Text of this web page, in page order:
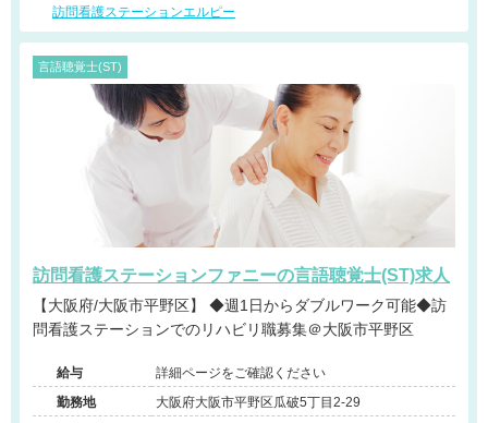
訪問看護ステーションエルピー
言語聴覚士(ST)
訪問看護ステーションファニーの言語聴覚士(ST)求人
【大阪府/大阪市平野区】 ◆週1日からダブルワーク可能◆訪
問看護ステーションでのリハビリ職募集＠大阪市平野区
給与
詳細ページをご確認ください
勤務地
大阪府大阪市平野区瓜破5丁目2-29